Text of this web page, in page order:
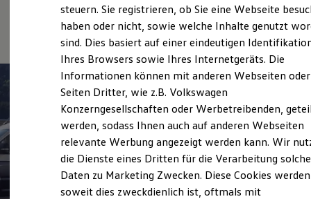
Fleet Interface Data
Multistop Pathfinder
Übersicht Software Updates
Digitales Bordbuch
Fahrerassistenz- und Sicherheitssysteme
Kontrollleuchten
Kurzfahrprofile und Ölverdünnung
Batterieverordnung
XTL-Dieselkraftstoff
Ersatzteile und Betriebsflüssigkeiten
Original Zubehör und Lifestyle Produkte
myVolkswagen
myVolkswagen Business
Elektrisch & Autonom
Service
steuern. Sie registrieren, ob Sie eine Webseite
haben oder nicht, sowie welche Inhalte genutzt
sind. Dies basiert auf einer eindeutigen
Ihres Browsers sowie Ihres Internetgeräts. Die
Informationen können mit anderen Webseiten oder
Seiten Dritter, wie z.B. Volkswagen
Konzerngesellschaften oder Werbetreibenden,
werden, sodass Ihnen auch auf anderen Webseiten
relevante Werbung angezeigt werden kann. Wir
die Dienste eines Dritten für die Verarbeitung
Daten zu Marketing Zwecken. Diese Cookies
soweit dies zweckdienlich ist, oftmals mit